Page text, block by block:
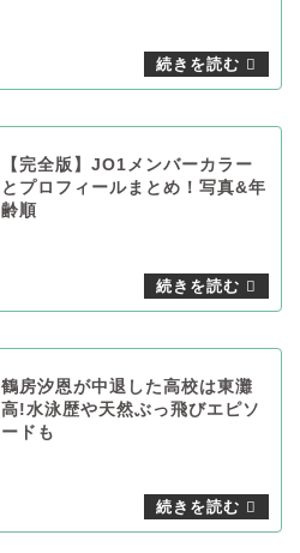
【完全版】JO1メンバーカラー
とプロフィールまとめ！写真&年
齢順
鶴房汐恩が中退した高校は東灘
高!水泳歴や天然ぶっ飛びエピソ
ードも